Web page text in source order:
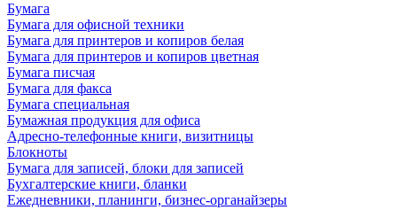
Бумага
Бумага для офисной техники
Бумага для принтеров и копиров белая
Бумага для принтеров и копиров цветная
Бумага писчая
Бумага для факса
Бумага специальная
Бумажная продукция для офиса
Адресно-телефонные книги, визитницы
Блокноты
Бумага для записей, блоки для записей
Бухгалтерские книги, бланки
Ежедневники, планинги, бизнес-органайзеры